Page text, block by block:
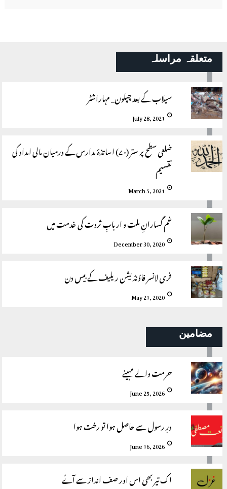
متعلقہ مراسلہ
سیلاب کے بعد چپلون_ مہاراشٹر
July 28, 2021
ضلعی سطح پر ستر (۷۰) اساتذۂ مدارس کے درمیان مالی امداد کی
تقسیم
March 5, 2021
غم گسارانِ ملت و اربابِ ثروت کی خدمت میں
December 30, 2020
فری لانسر فاؤنڈیشن ریلیف کے بیس دن
May 21, 2020
مضامین
حرمت والے مہینے
June 25, 2026
درِ رسول سے حاصل ہوا تو رخت ہوا
June 16, 2026
اک تیر بھی اس اور صف انداز سے آئے